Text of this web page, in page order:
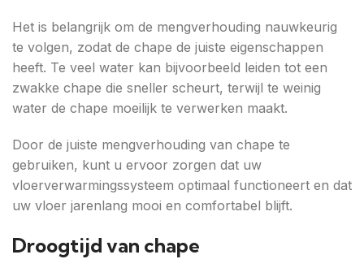
Het is belangrijk om de mengverhouding nauwkeurig
te volgen, zodat de chape de juiste eigenschappen
heeft. Te veel water kan bijvoorbeeld leiden tot een
zwakke chape die sneller scheurt, terwijl te weinig
water de chape moeilijk te verwerken maakt.
Door de juiste mengverhouding van chape te
gebruiken, kunt u ervoor zorgen dat uw
vloerverwarmingssysteem optimaal functioneert en dat
uw vloer jarenlang mooi en comfortabel blijft.
Droogtijd van chape